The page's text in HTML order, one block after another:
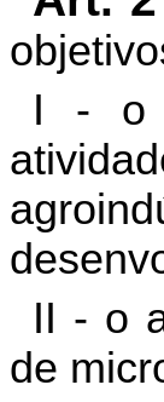
I - o
II - o
de